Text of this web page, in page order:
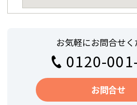
お気軽にお問合せ
0120-
お問合せ